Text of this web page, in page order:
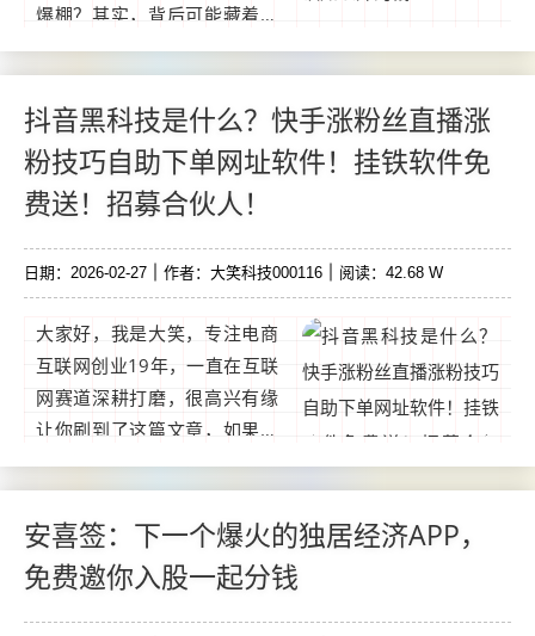
爆棚？其实，背后可能藏着一
个"流量密码"——抖音黑科技
数字商城，也就是大家常说的
云端商城。简单来说，抖音黑
科技就是一套帮你优化账号数
据的工具。...
抖音黑科技是什么？快手涨粉丝直播涨
粉技巧自助下单网址软件！挂铁软件免
费送！招募合伙人！
日期：2026-02-27 作者：大笑科技000116 阅读：42.68 W
大家好，我是大笑，专注电商
互联网创业19年，一直在互联
网赛道深耕打磨，很高兴有缘
让你刷到了这篇文章，如果你
想通过互联网赚钱，却很迷
茫，没有靠谱项目，不知道如
何下手，那么请你关注我，我
会不定时分享靠谱副业，不讲
理论。...
安喜签：下一个爆火的独居经济APP，
免费邀你入股一起分钱